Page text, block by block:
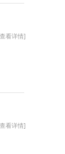
看详情]
看详情]